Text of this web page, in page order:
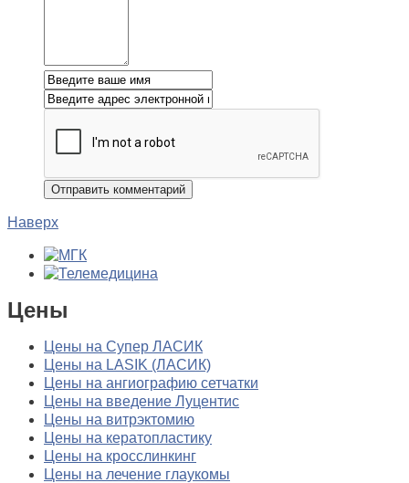
Наверх
Цены
Цены на Cупер ЛАСИК
Цены на LASIK (ЛАСИК)
Цены на ангиографию сетчатки
Цены на введение Луцентис
Цены на витрэктомию
Цены на кератопластику
Цены на кросслинкинг
Цены на лечение глаукомы